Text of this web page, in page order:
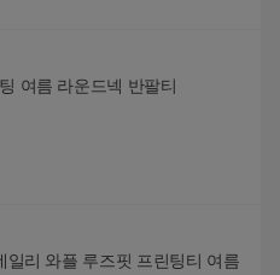
여름 라운드넥 반팔티
일리 와플 루즈핏 프린팅티 여름